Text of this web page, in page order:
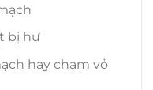
bị hư
hay chạm vỏ